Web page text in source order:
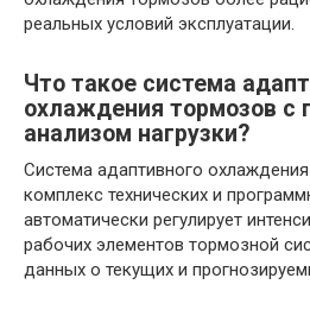
реальных условий эксплуатации.
Что такое система
охлаждения тормозов с
анализом нагрузки?
Система адаптивного
комплекс технических и
автоматически регулирует
рабочих элементов тормозной
данных о текущих и